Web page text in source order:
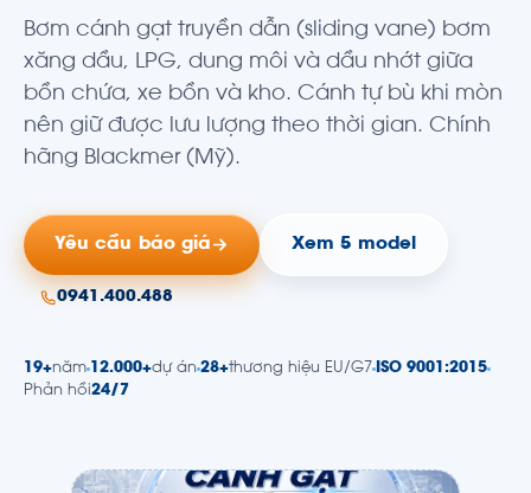
Bơm cánh gạt truyền dẫn (sliding vane) bơm
xăng dầu, LPG, dung môi và dầu nhớt giữa
bồn chứa, xe bồn và kho. Cánh tự bù khi mòn
nên giữ được lưu lượng theo thời gian. Chính
hãng Blackmer (Mỹ).
Yêu cầu báo giá Xem 5 model
0941.400.488
19+năm 12.000+dự án 28+thương hiệu EU/G7
ISO 9001:2015
Phản hồi24/7